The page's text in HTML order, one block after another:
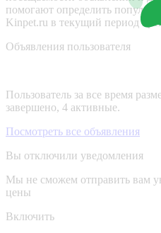
помогают определить
Kinpet.ru в текущий период
Объявления пользователя
Пользователь за все время
завершено, 4 активные.
Посмотреть все объявления
Вы отключили уведомления
Мы не сможем отправить вам
цены
Включить